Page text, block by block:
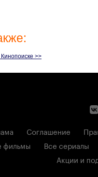
>>
Соглашение
фильмы
Все сериалы
Акции и